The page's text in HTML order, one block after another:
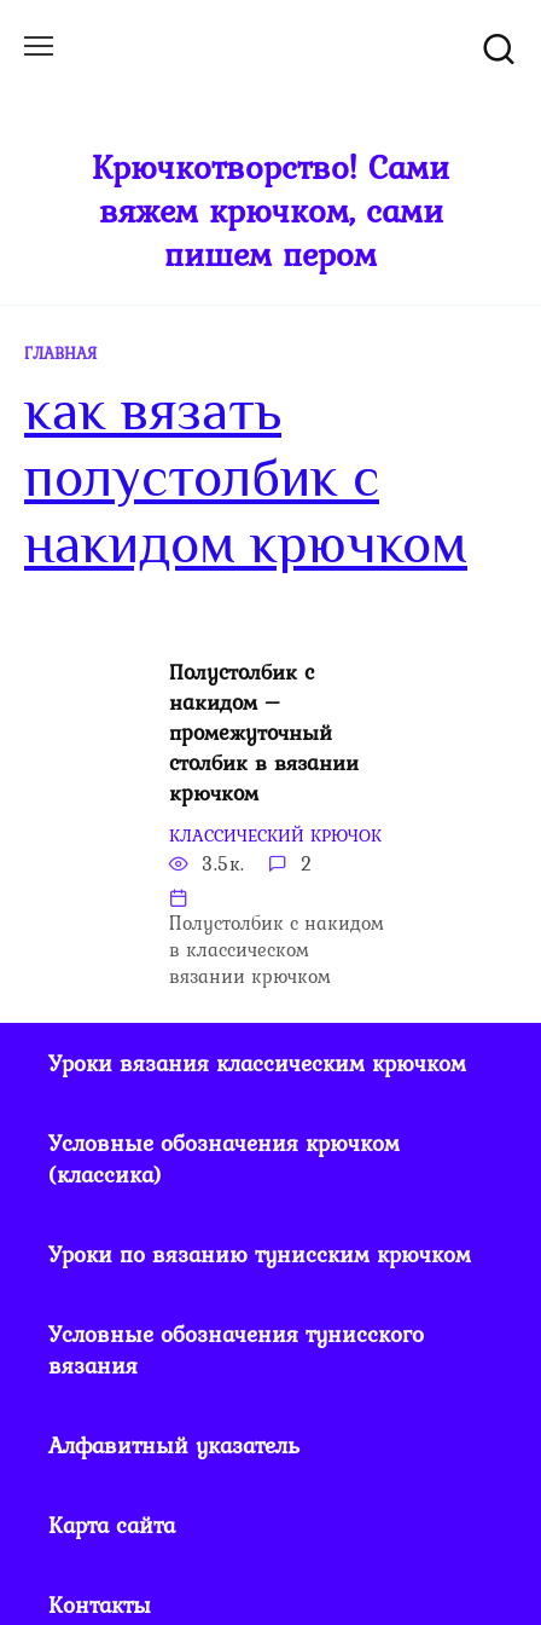
Крючкотворство! Сами
вяжем крючком, сами
пишем пером
ГЛАВНАЯ
как вязать
полустолбик с
накидом крючком
Полустолбик с
накидом –
промежуточный
столбик в вязании
крючком
КЛАССИЧЕСКИЙ КРЮЧОК
3.5к. 2
Полустолбик с накидом
в классическом
вязании крючком
Уроки вязания классическим крючком
Условные обозначения крючком
(классика)
Уроки по вязанию тунисским крючком
Условные обозначения тунисского
вязания
Алфавитный указатель
Карта сайта
Контакты